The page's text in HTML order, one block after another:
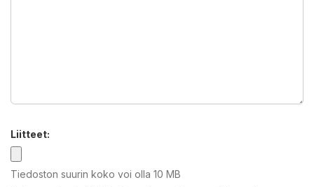
Liitteet:
Tiedoston suurin koko voi olla 10 MB